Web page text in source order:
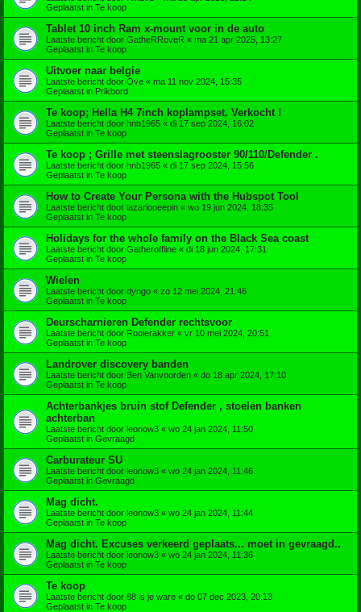
Geplaatst in Te koop
Tablet 10 inch Ram x-mount voor in de auto
Laatste bericht door GatheRRoveR « ma 21 apr 2025, 13:27
Geplaatst in Te koop
Uitvoer naar belgie
Laatste bericht door Ove « ma 11 nov 2024, 15:35
Geplaatst in Prikbord
Te koop; Hella H4 7inch koplampset. Verkocht !
Laatste bericht door hnb1965 « di 17 sep 2024, 16:02
Geplaatst in Te koop
Te koop ; Grille met steenslagrooster 90/110/Defender .
Laatste bericht door hnb1965 « di 17 sep 2024, 15:56
Geplaatst in Te koop
How to Create Your Persona with the Hubspot Tool
Laatste bericht door lazariopeepin « wo 19 jun 2024, 18:35
Geplaatst in Te koop
Holidays for the whole family on the Black Sea coast
Laatste bericht door Gatheroffline « di 18 jun 2024, 17:31
Geplaatst in Te koop
Wielen
Laatste bericht door dyngo « zo 12 mei 2024, 21:46
Geplaatst in Te koop
Deurscharnieren Defender rechtsvoor
Laatste bericht door Rooierakker « vr 10 mei 2024, 20:51
Geplaatst in Te koop
Landrover discovery banden
Laatste bericht door Ben Vanvoorden « do 18 apr 2024, 17:10
Geplaatst in Te koop
Achterbankjes bruin stof Defender , stoelen banken
achterban
Laatste bericht door leonow3 « wo 24 jan 2024, 11:50
Geplaatst in Gevraagd
Carburateur SU
Laatste bericht door leonow3 « wo 24 jan 2024, 11:46
Geplaatst in Gevraagd
Mag dicht.
Laatste bericht door leonow3 « wo 24 jan 2024, 11:44
Geplaatst in Te koop
Mag dicht. Excuses verkeerd geplaats... moet in gevraagd..
Laatste bericht door leonow3 « wo 24 jan 2024, 11:36
Geplaatst in Te koop
Te koop
Laatste bericht door 88 is je ware « do 07 dec 2023, 20:13
Geplaatst in Te koop